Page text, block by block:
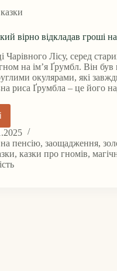
вірно відкладав гроші
Чарівного Лісу, серед
на ім’я Ґрумбл. Він
окулярами, які
риса Ґрумбла – це його
пенсію,заощадження,
,казки про гномів,